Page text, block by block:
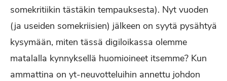
somekritiikin tästäkin tempauksesta). Nyt vuoden
(ja useiden somekriisien) jälkeen on syytä pysähtyä
kysymään, miten tässä digiloikassa olemme
matalalla kynnyksellä huomioineet itsemme? Kun
ammattina on yt-neuvotteluihin annettu johdon